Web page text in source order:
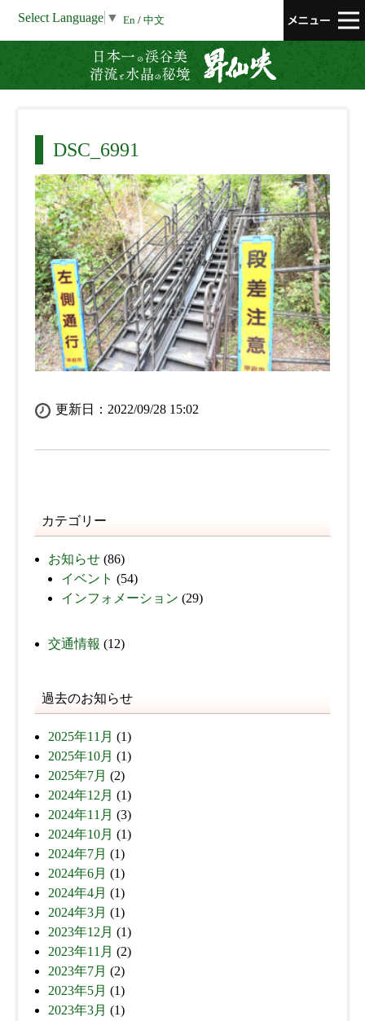
Select Language ▼ En / 中文
DSC_6991
更新日：2022/09/28 15:02
カテゴリー
お知らせ(86)
イベント (54)
インフォメーション (29)
交通情報 (12)
過去のお知らせ
2025年11月 (1)
2025年10月 (1)
2025年7月 (2)
2024年12月 (1)
2024年11月 (3)
2024年10月 (1)
2024年7月 (1)
2024年6月 (1)
2024年4月 (1)
2024年3月 (1)
2023年12月 (1)
2023年11月 (2)
2023年7月 (2)
2023年5月 (1)
2023年3月 (1)